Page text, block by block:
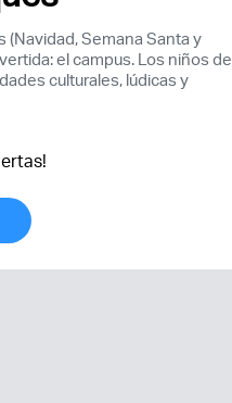
socios
Semana Santa y
el campus. Los niños de
culturales, lúdicas y